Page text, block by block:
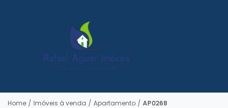
Home / Imóveis à venda / Apartamento / AP0268